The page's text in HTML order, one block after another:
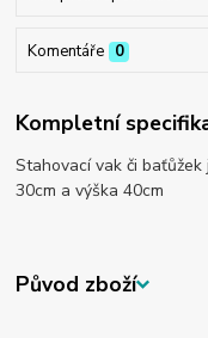
Komentáře 0
Kompletní
Stahovací vak či
30cm a výška 40cm
Původ zboží